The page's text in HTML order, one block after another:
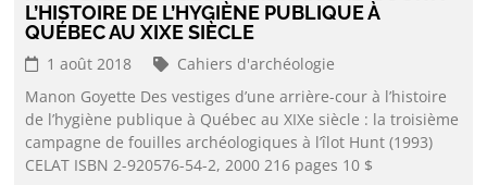
L’HISTOIRE DE L’HYGIÈNE PUBLIQUE À
QUÉBEC AU XIXE SIÈCLE
1 août 2018
Cahiers d'archéologie
Manon Goyette Des vestiges d’une arrière-cour à l’histoire
de l’hygiène publique à Québec au XIXe siècle : la troisième
campagne de fouilles archéologiques à l’îlot Hunt (1993)
CELAT ISBN 2-920576-54-2, 2000 216 pages 10 $